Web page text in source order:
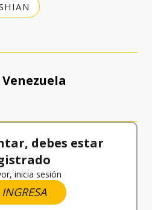
debes estar
inicia sesión
INGRESA